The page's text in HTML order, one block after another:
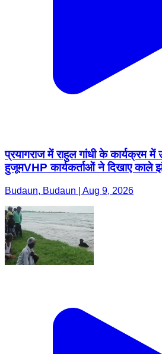
प्रयागराज में राहुल गांधी के कार्यक्रम में
हुजूमVHP कार्यकर्ताओं ने दिखाए काले
Budaun, Budaun | Aug 9, 2026